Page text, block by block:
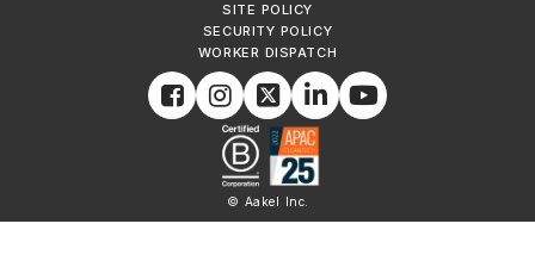
SITE POLICY
SECURITY POLICY
WORKER DISPATCH
© Aakel Inc.